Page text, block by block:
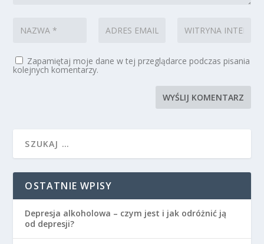
Zapamiętaj moje dane w tej przeglądarce podczas pisania
kolejnych komentarzy.
OSTATNIE WPISY
Depresja alkoholowa – czym jest i jak odróżnić ją
od depresji?